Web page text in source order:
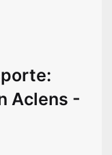
Aclens -